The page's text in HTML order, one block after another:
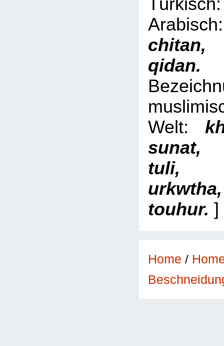
Welt:
sunat,
tuli,
touhur. ]
Home /